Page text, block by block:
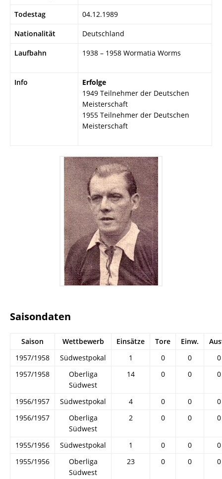
Todestag 04.12.1989
Nationalität Deutschland
Laufbahn 1938 – 1958 Wormatia Worms
Info
Erfolge
1949 Teilnehmer der Deutschen
Meisterschaft
1955 Teilnehmer der Deutschen
Meisterschaft
Saisondaten
Saison Wettbewerb Einsätze Tore Einw.
1957/1958
Südwestpokal 1 0 0
0
1957/1958
Oberliga
Südwest
14 0 0 0
1956/1957 Südwestpokal 4 0 0
0
1956/1957
Oberliga
Südwest
2 0 0 0
1955/1956 Südwestpokal 1 0 0
0
1955/1956
Oberliga
Südwest
23 0 0 0